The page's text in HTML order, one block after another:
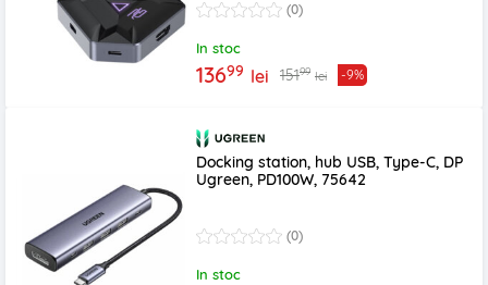
(0)
In stoc
13699 lei 15199 lei -9%
Docking station, hub USB, Type-C, DP
Ugreen, PD100W, 75642
(0)
In stoc